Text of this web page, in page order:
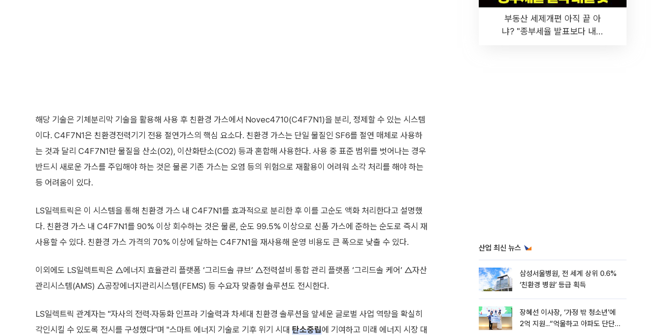
해당 기술은 기체분리막 기술을 활용해 사용 후 친환경 가스에서 Novec4710(C4F7N1)을 분리, 정제할 수 있는 시스템
이다. C4F7N1은 친환경전력기기 전용 절연가스의 핵심 요소다. 친환경 가스는 단일 물질인 SF6를 절연 매체로 사용하
는 것과 달리 C4F7N1란 물질을 산소(O2), 이산화탄소(CO2) 등과 혼합해 사용한다. 사용 중 표준 범위를 벗어나는 경우
반드시 새로운 가스를 주입해야 하는 것은 물론 기존 가스는 오염 등의 위험으로 재활용이 어려워 소각 처리를 해야 하는
등 어려움이 있다.
LS일렉트릭은 이 시스템을 통해 친환경 가스 내 C4F7N1를 효과적으로 분리한 후 이를 고순도 액화 처리한다고 설명했
다. 친환경 가스 내 C4F7N1를 90% 이상 회수하는 것은 물론, 순도 99.5% 이상으로 신품 가스에 준하는 순도로 즉시 재
사용할 수 있다. 친환경 가스 가격의 70% 이상에 달하는 C4F7N1을 재사용해 운영 비용도 큰 폭으로 낮출 수 있다.
이외에도 LS일렉트릭은 △에너지 효율관리 플랫폼 ‘그리드솔 큐브’ △전력설비 통합 관리 플랫폼 ‘그리드솔 케어’ △자산
관리시스템(AMS) △공장에너지관리시스템(FEMS) 등 수요자 맞춤형 솔루션도 전시한다.
LS일렉트릭 관계자는 "자사의 전력·자동화 인프라 기술력과 차세대 친환경 솔루션을 앞세운 글로벌 사업 역량을 확실히
각인시킬 수 있도록 전시를 구성했다"며 "스마트 에너지 기술로 기후 위기 시대 탄소중립에 기여하고 미래 에너지 시장 대
부동산 세제개편 아직 끝 아
냐? "종부세율 발표보다 내릴
산업 최신 뉴스
삼성서울병원, 전 세계 상위 0.6%
‘친환경 병원’ 등급 획득
장혜선 이사장, ‘가정 밖 청소년’에
2억 지원...“억울하고 아파도 단단해